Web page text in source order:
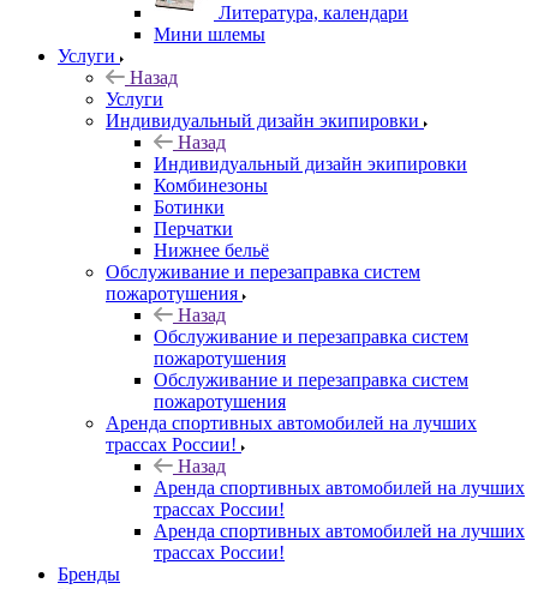
Литература, календари
Мини шлемы
Услуги
Назад
Услуги
Индивидуальный дизайн экипировки
Назад
Индивидуальный дизайн экипировки
Комбинезоны
Ботинки
Перчатки
Нижнее бельё
Обслуживание и перезаправка систем
пожаротушения
Назад
Обслуживание и перезаправка систем
пожаротушения
Обслуживание и перезаправка систем
пожаротушения
Аренда спортивных автомобилей на лучших
трассах России!
Назад
Аренда спортивных автомобилей на лучших
трассах России!
Аренда спортивных автомобилей на лучших
трассах России!
Бренды